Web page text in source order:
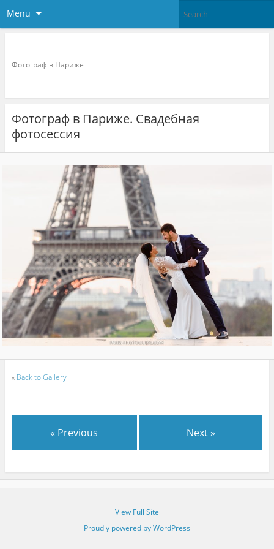
Menu
Фотограф в Париже
Фотограф в Париже. Свадебная
фотосессия
« Back to Gallery
« Previous Next »
View Full Site
Proudly powered by WordPress